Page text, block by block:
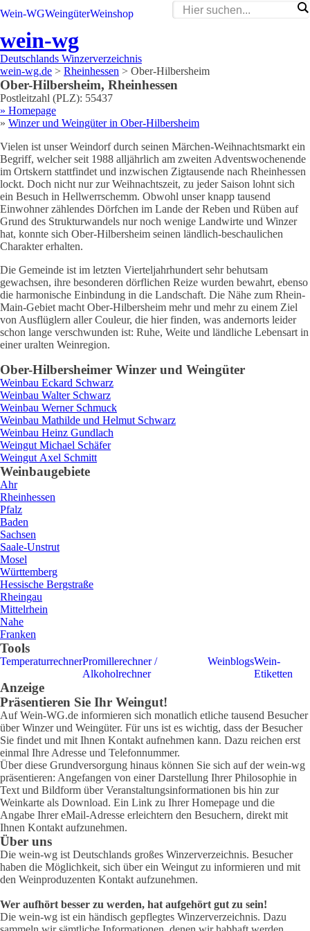
Wein-WGWeingüterWeinshop
wein-wg
Deutschlands Winzerverzeichnis
wein-wg.de > Rheinhessen > Ober-Hilbersheim
Ober-Hilbersheim, Rheinhessen
Postleitzahl (PLZ): 55437
» Homepage
» Winzer und Weingüter in Ober-Hilbersheim
Vielen ist unser Weindorf durch seinen Märchen-Weihnachtsmarkt ein
Begriff, welcher seit 1988 alljährlich am zweiten Adventswochenende
im Ortskern stattfindet und inzwischen Zigtausende nach Rheinhessen
lockt. Doch nicht nur zur Weihnachtszeit, zu jeder Saison lohnt sich
ein Besuch in Hellwerrschemm. Obwohl unser knapp tausend
Einwohner zählendes Dörfchen im Lande der Reben und Rüben auf
Grund des Strukturwandels nur noch wenige Landwirte und Winzer
hat, konnte sich Ober-Hilbersheim seinen ländlich-beschaulichen
Charakter erhalten.
Die Gemeinde ist im letzten Vierteljahrhundert sehr behutsam
gewachsen, ihre besonderen dörflichen Reize wurden bewahrt, ebenso
die harmonische Einbindung in die Landschaft. Die Nähe zum Rhein-
Main-Gebiet macht Ober-Hilbersheim mehr und mehr zu einem Ziel
von Ausflüglern aller Couleur, die hier finden, was andernorts leider
schon lange verschwunden ist: Ruhe, Weite und ländliche Lebensart in
einer uralten Weinregion.
Ober-Hilbersheimer Winzer und Weingüter
Weinbau Eckard Schwarz
Weinbau Walter Schwarz
Weinbau Werner Schmuck
Weinbau Mathilde und Helmut Schwarz
Weinbau Heinz Gundlach
Weingut Michael Schäfer
Weingut Axel Schmitt
Weinbaugebiete
Ahr
Rheinhessen
Pfalz
Baden
Sachsen
Saale-Unstrut
Mosel
Württemberg
Hessische Bergstraße
Rheingau
Mittelrhein
Nahe
Franken
Tools
TemperaturrechnerPromillerechner /
Alkoholrechner
WeinblogsWein-
Etiketten
Anzeige
Präsentieren Sie Ihr Weingut!
Auf Wein-WG.de informieren sich monatlich etliche tausend Besucher
über Winzer und Weingüter. Für uns ist es wichtig, dass der Besucher
Sie findet und mit Ihnen Kontakt aufnehmen kann. Dazu reichen erst
einmal Ihre Adresse und Telefonnummer.
Über diese Grundversorgung hinaus können Sie sich auf der wein-wg
präsentieren: Angefangen von einer Darstellung Ihrer Philosophie in
Text und Bildform über Veranstaltungsinformationen bis hin zur
Weinkarte als Download. Ein Link zu Ihrer Homepage und die
Angabe Ihrer eMail-Adresse erleichtern den Besuchern, direkt mit
Ihnen Kontakt aufzunehmen.
Über uns
Die wein-wg ist Deutschlands großes Winzerverzeichnis. Besucher
haben die Möglichkeit, sich über ein Weingut zu informieren und mit
den Weinproduzenten Kontakt aufzunehmen.
Wer aufhört besser zu werden, hat aufgehört gut zu sein!
Die wein-wg ist ein händisch gepflegtes Winzerverzeichnis. Dazu